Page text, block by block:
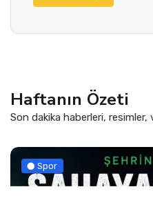
Haftanın Özeti
Son dakika haberleri,
Spor